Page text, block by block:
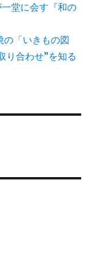
堂に会す『和の
の「いきもの図
り合わせ”を知る